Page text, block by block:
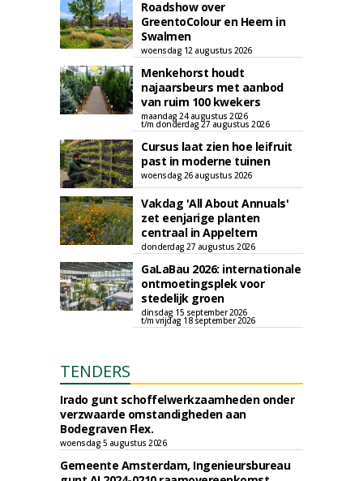
Roadshow over
GreentoColour en Heem in
Swalmen
woensdag 12 augustus 2026
Menkehorst houdt
najaarsbeurs met aanbod
van ruim 100 kwekers
maandag 24 augustus 2026
t/m donderdag 27 augustus 2026
Cursus laat zien hoe leifruit
past in moderne tuinen
woensdag 26 augustus 2026
Vakdag 'All About Annuals'
zet eenjarige planten
centraal in Appeltern
donderdag 27 augustus 2026
GaLaBau 2026: internationale
ontmoetingsplek voor
stedelijk groen
dinsdag 15 september 2026
t/m vrijdag 18 september 2026
TENDERS
Irado gunt schoffelwerkzaamheden onder
verzwaarde omstandigheden aan
Bodegraven Flex.
woensdag 5 augustus 2026
Gemeente Amsterdam, Ingenieursbureau